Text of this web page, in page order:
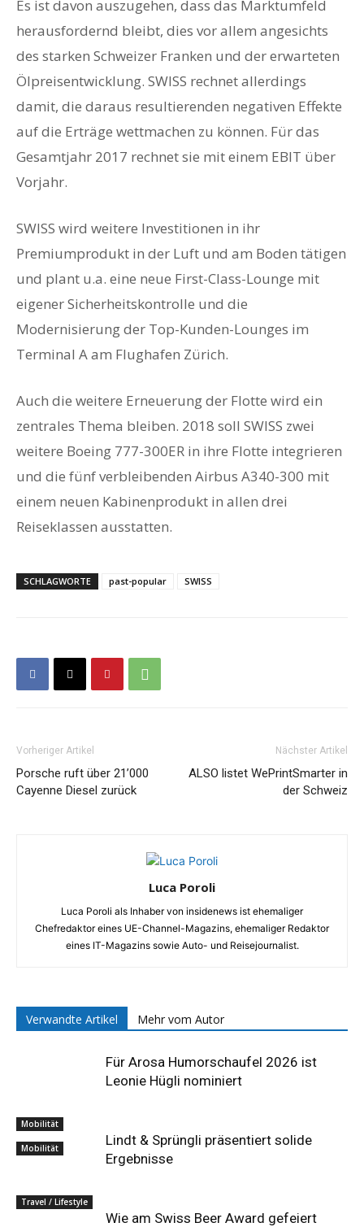
Es ist davon auszugehen, dass das Marktumfeld
herausfordernd bleibt, dies vor allem angesichts
des starken Schweizer Franken und der erwarteten
Ölpreisentwicklung. SWISS rechnet allerdings
damit, die daraus resultierenden negativen Effekte
auf die Erträge wettmachen zu können. Für das
Gesamtjahr 2017 rechnet sie mit einem EBIT über
Vorjahr.
SWISS wird weitere Investitionen in ihr
Premiumprodukt in der Luft und am Boden tätigen
und plant u.a. eine neue First-Class-Lounge mit
eigener Sicherheitskontrolle und die
Modernisierung der Top-Kunden-Lounges im
Terminal A am Flughafen Zürich.
Auch die weitere Erneuerung der Flotte wird ein
zentrales Thema bleiben. 2018 soll SWISS zwei
weitere Boeing 777-300ER in ihre Flotte integrieren
und die fünf verbleibenden Airbus A340-300 mit
einem neuen Kabinenprodukt in allen drei
Reiseklassen ausstatten.
SCHLAGWORTE past-popular SWISS
Vorheriger Artikel
Porsche ruft über 21’000
Cayenne Diesel zurück
Nächster Artikel
ALSO listet WePrintSmarter in
der Schweiz
Luca Poroli
Luca Poroli als Inhaber von insidenews ist ehemaliger
Chefredaktor eines UE-Channel-Magazins, ehemaliger Redaktor
eines IT-Magazins sowie Auto- und Reisejournalist.
Verwandte Artikel Mehr vom Autor
Mobilität
Für Arosa Humorschaufel 2026 ist
Leonie Hügli nominiert
Mobilität
Lindt & Sprüngli präsentiert solide
Ergebnisse
Travel / Lifestyle
Wie am Swiss Beer Award gefeiert